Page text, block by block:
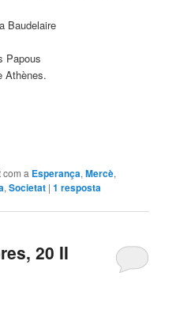
Baudelaire
Papous
Athènes.
com a Esperança,Mercè,
,Societat |1 resposta
20 II